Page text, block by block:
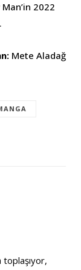
2022
Mete Aladağ
toplaşıyor,